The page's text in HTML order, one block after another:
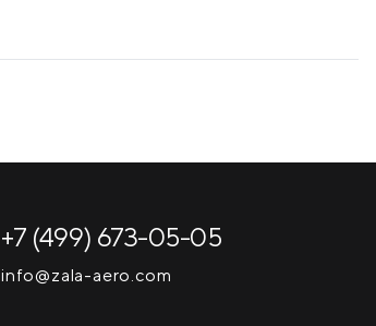
+7 (499) 673-05-05
info@zala-aero.com